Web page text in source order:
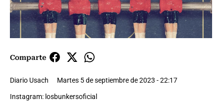
Comparte
Diario Usach
Martes 5 de septiembre de 2023 - 22:17
Instagram: losbunkersoficial